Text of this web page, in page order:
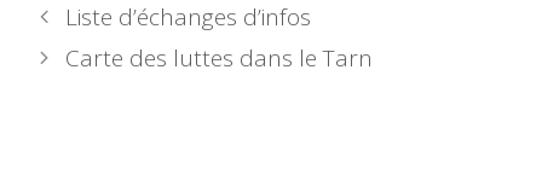
Liste d’échanges d’infos
Carte des luttes dans le Tarn